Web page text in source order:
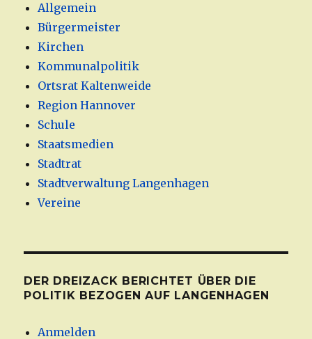
Allgemein
Bürgermeister
Kirchen
Kommunalpolitik
Ortsrat Kaltenweide
Region Hannover
Schule
Staatsmedien
Stadtrat
Stadtverwaltung Langenhagen
Vereine
DER DREIZACK BERICHTET ÜBER DIE
POLITIK BEZOGEN AUF LANGENHAGEN
Anmelden